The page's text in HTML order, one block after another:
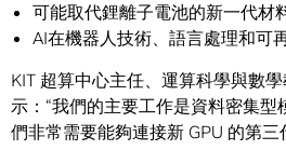
可能取代鋰離子電池的新一代材
AI在機器人技術、語言處理和可
KIT 超算中心主任、運算科學與數
示：“我們的主要工作是資料密集型
們非常需要能夠連接新 GPU 的第三